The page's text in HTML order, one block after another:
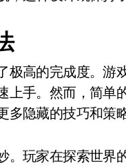
极高的完成度。游
上手。然而，简
隐藏的技巧和策
。玩家在探索世界